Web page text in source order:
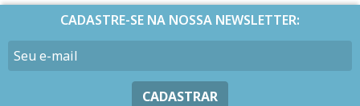
CADASTRE-SE NA NOSSA NEWSLETTER:
CADASTRAR